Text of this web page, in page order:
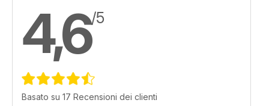
98 Rendimento meccanico di un 4 tempi
104 Filo diretto Andreani
4,6/5
Basato su 17 Recensioni dei clienti